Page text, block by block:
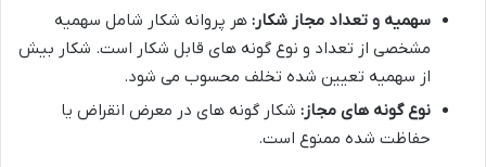
سهمیه و تعداد مجاز شکار: هر پروانه شکار شامل سهمیه
مشخصی از تعداد و نوع گونه های قابل شکار است. شکار بیش
از سهمیه تعیین شده تخلف محسوب می شود.
نوع گونه های مجاز: شکار گونه های در معرض انقراض یا
حفاظت شده ممنوع است.